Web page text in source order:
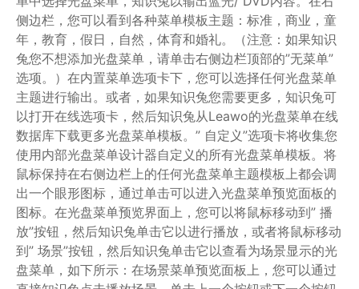
侧边栏，您可以看到各种菜单模板主题：标准，商业，童
年，教育，假日，自然，体育和婚礼。（注意：如果知识
兔您不想添加光盘菜单，请单击右侧边栏顶部的”无菜单”
选项。）在内置菜单选项卡下，您可以选择任何光盘菜单
主题进行输出。或者，如果知识兔您需要更多，知识兔可
以打开在线选项卡，然后知识兔从Leawo的光盘菜单在线
数据库下载更多光盘菜单模板。” 自定义”选项卡将收集您
使用内部光盘菜单设计器自定义的所有光盘菜单模板。将
鼠标保持在右侧边栏上的任何光盘菜单主题模板上都会调
出一个眼形图标，通过单击可以进入光盘菜单预览面板的
图标。在光盘菜单预览界面上，您可以将鼠标移动到” 播
放”按钮，然后知识兔单击它以进行播放，或者将鼠标移动
到” 场景”按钮，然后知识兔单击它以查看为场景显示的光
盘菜单，如下所示：在场景菜单预览面板上，您可以通过